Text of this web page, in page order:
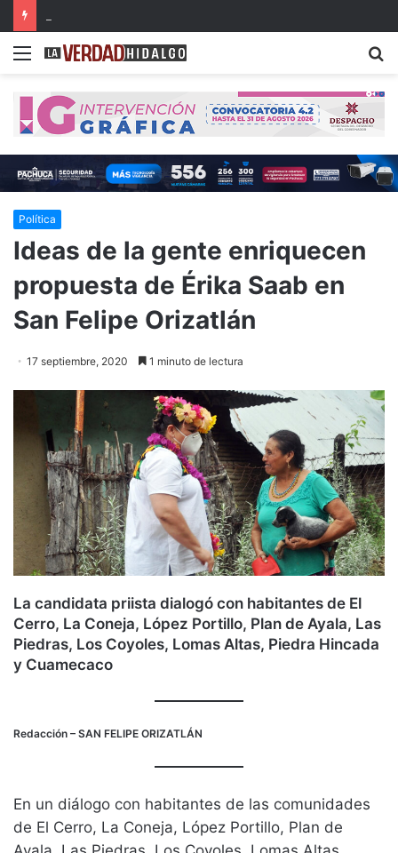
Menu
Política
Ideas de la gente enriquecen
propuesta de Érika Saab en
San Felipe Orizatlán
17 septiembre, 2020 1 minuto de lectura
La candidata priista dialogó con habitantes de El
Cerro, La Coneja, López Portillo, Plan de Ayala, Las
Piedras, Los Coyoles, Lomas Altas, Piedra Hincada
y Cuamecaco
Redacción – SAN FELIPE ORIZATLÁN
En un diálogo con habitantes de las comunidades
de El Cerro, La Coneja, López Portillo, Plan de